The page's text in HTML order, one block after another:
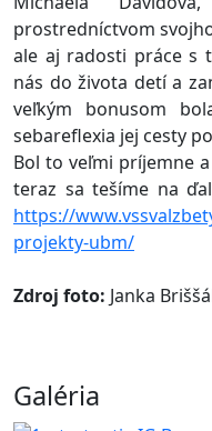
prostredníctvom
ale aj radosti práce s
nás do života detí a
veľkým bonusom
sebareflexia jej cesty
Bol to veľmi príjemne
teraz sa tešíme na
https://
projekty-ubm/
Zdroj foto: Janka
Galéria